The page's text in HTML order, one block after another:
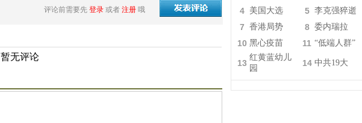
评论前需要先 登录 或者 注册 哦
暂无评论
4 美国大选 5 李克强猝逝
7 香港局势 8 委内瑞拉
10 黑心疫苗 11 “低端人群”
13
红黄蓝幼儿
园
14 中共19大